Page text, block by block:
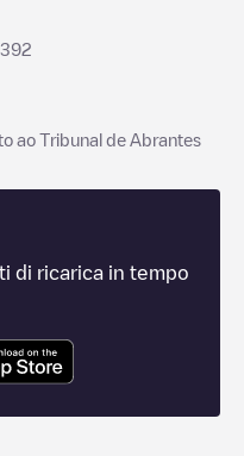
ao Tribunal de Abrantes
di ricarica in tempo